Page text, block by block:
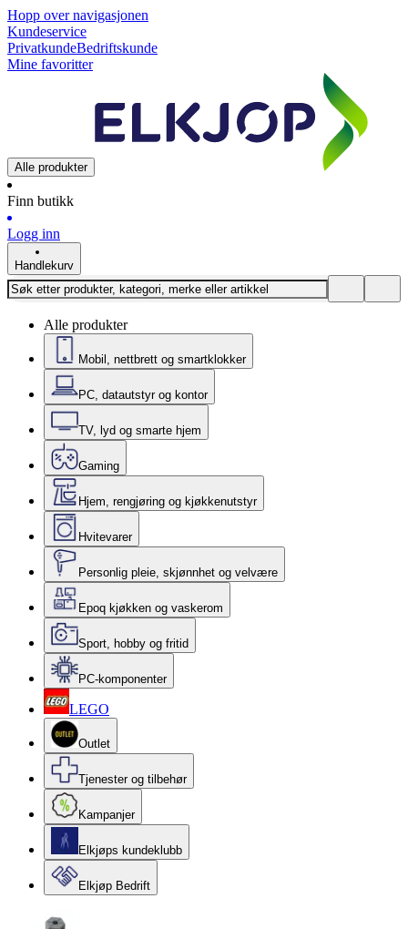
Hopp over navigasjonen
Kundeservice
PrivatkundeBedriftskunde
Mine favoritter
Alle produkter
Finn butikk
Logg inn
Handlekurv
Alle produkter
Mobil, nettbrett og smartklokker
PC, datautstyr og kontor
TV, lyd og smarte hjem
Gaming
Hjem, rengjøring og kjøkkenutstyr
Hvitevarer
Personlig pleie, skjønnhet og velvære
Epoq kjøkken og vaskerom
Sport, hobby og fritid
PC-komponenter
LEGO
Outlet
Tjenester og tilbehør
Kampanjer
Elkjøps kundeklubb
Elkjøp Bedrift